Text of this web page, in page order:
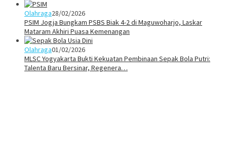
Olahraga28/02/2026
PSIM Jogja Bungkam PSBS Biak 4-2 di Maguwoharjo, Laskar
Mataram Akhiri Puasa Kemenangan
Olahraga01/02/2026
MLSC Yogyakarta Bukti Kekuatan Pembinaan Sepak Bola Putri:
Talenta Baru Bersinar, Regenera…